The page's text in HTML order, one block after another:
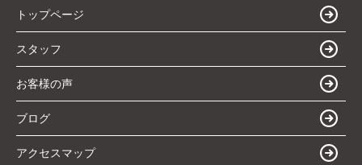
トップページ
スタッフ
お客様の声
ブログ
アクセスマップ